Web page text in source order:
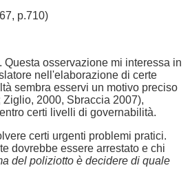
p.710)
osservazione mi interessa in
nell'elaborazione di certe
sembra esservi un motivo preciso
2000, Sbraccia 2007),
certi livelli di governabilità.
certi urgenti problemi pratici.
dovrebbe essere arrestato e chi
del poliziotto è decidere di quale